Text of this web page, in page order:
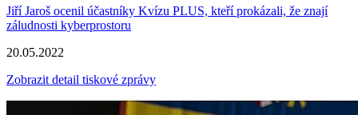
Jiří Jaroš ocenil účastníky Kvízu PLUS, kteří prokázali, že znají
záludnosti kyberprostoru
20.05.2022
Zobrazit detail tiskové zprávy